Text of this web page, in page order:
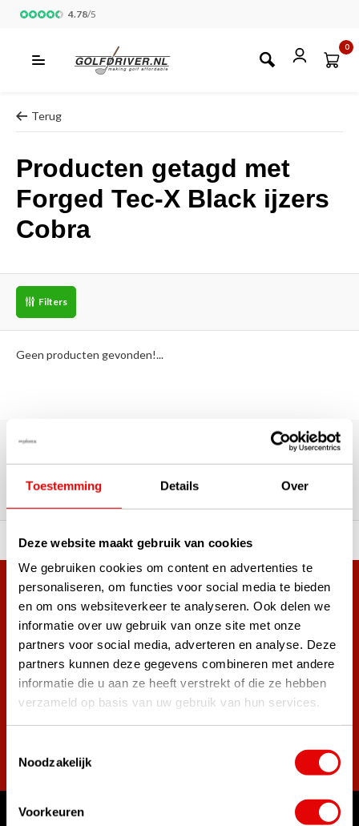
Toestemming Details Over
Deze website maakt gebruik van cookies
We gebruiken cookies om content en advertenties te
personaliseren, om functies voor social media te bieden
en om ons websiteverkeer te analyseren. Ook delen we
informatie over uw gebruik van onze site met onze
partners voor social media, adverteren en analyse. Deze
partners kunnen deze gegevens combineren met andere
informatie die u aan ze heeft verstrekt of die ze hebben
verzameld op basis van uw gebruik van hun services.
Noodzakelijk
Voorkeuren
4.78/5
0
Terug
Producten getagd met
Forged Tec-X Black ijzers
Cobra
Filters
Geen producten gevonden!...
180.000+ Klanten | 5.000+ Reviews | Trusted Shops, TrustPilot,
Google
Reviews: Onze klanten aan het
woord
A-merken! Vóór 15:00 besteld,
Meer dan 38.000 klanten hebben zich al
aangemeld.
Word ook lid van de nieuwsbrief en mis nooit meer de beste
golf aanbiedingen!